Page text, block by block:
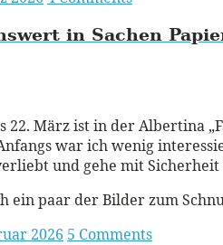
in Sachen
22. März ist in der Albertina
war ich wenig
und gehe mit
ein paar der Bilder zum
2026 5 Comments